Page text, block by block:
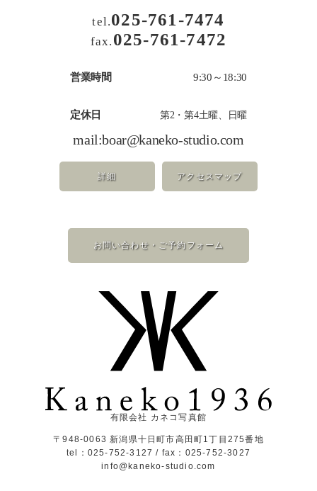
tel.025-761-7474
fax. 025-761-7472
営業時間 9:30～18:30
定休日 第2・第4土曜、日曜
mail:boar@kaneko-studio.com
詳細 アクセスマップ
お問い合わせ・ご予約フォーム
有限会社 カネコ写真館
〒948-0063 新潟県十日町市高田町1丁目275番地
tel：025-752-3127 / fax：025-752-3027
info@kaneko-studio.com